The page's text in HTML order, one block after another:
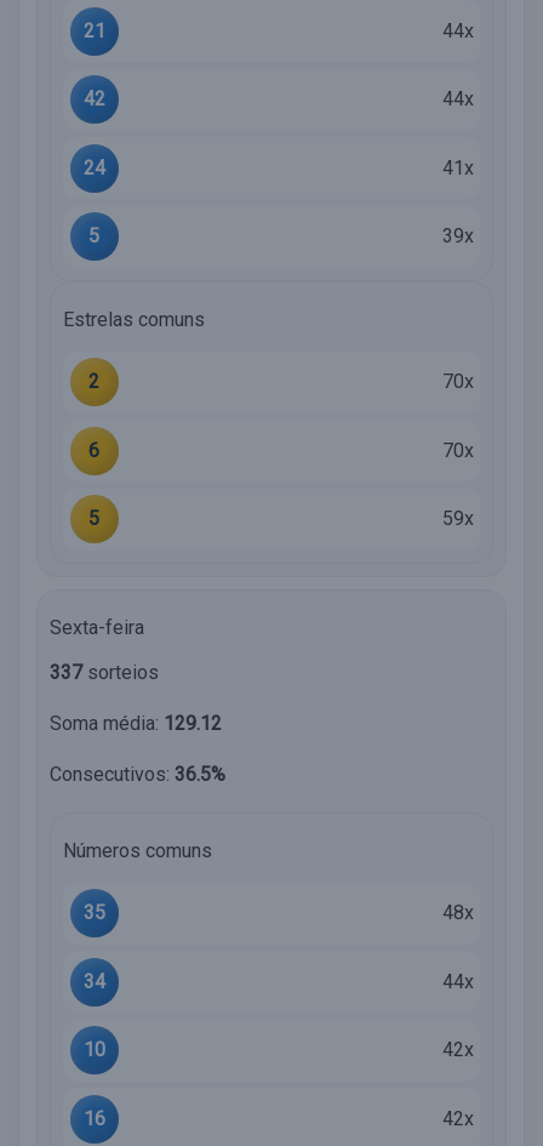
21 44x
42 44x
24 41x
5 39x
Estrelas comuns
2 70x
6 70x
5 59x
Sexta-feira
337sorteios
Soma média: 129.12
Consecutivos: 36.5%
Números comuns
35 48x
34 44x
10 42x
16 42x